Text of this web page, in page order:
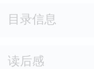
目录信息
读后感